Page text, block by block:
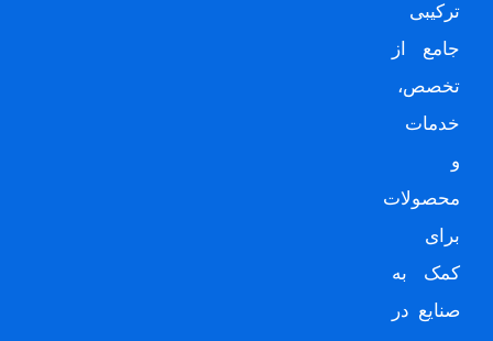
ترکیبی
جامع از
تخصص،
خدمات
و
محصولات
برای
کمک به
صنایع در